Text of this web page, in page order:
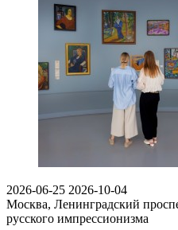
2026-06-25 2026-10-04
Москва, Ленинградский
русского импрессионизма